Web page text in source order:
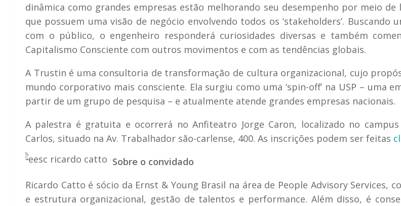
dinâmica como grandes empresas estão melhorando seu desempenho por meio de
que possuem uma visão de negócio envolvendo todos os ‘stakeholders’. Buscando
com o público, o engenheiro responderá curiosidades diversas e também
Capitalismo Consciente com outros movimentos e com as tendências globais.
A Trustin é uma consultoria de transformação de cultura organizacional, cujo
mundo corporativo mais consciente. Ela surgiu como uma ‘spin-off’ na USP – uma
partir de um grupo de pesquisa – e atualmente atende grandes empresas nacionais.
A palestra é gratuita e ocorrerá no Anfiteatro Jorge Caron, localizado no campus
Carlos, situado na Av. Trabalhador são-carlense, 400. As inscrições podem ser feitas
Sobre o convidado
Ricardo Catto é sócio da Ernst & Young Brasil na área de People Advisory Services,
e estrutura organizacional, gestão de talentos e performance. Além disso, é